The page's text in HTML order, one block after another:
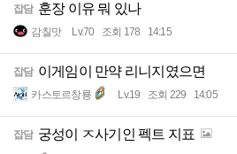
잡담 훈장 이유 뭐 있나
감칠맛 Lv.70 조회 178 14:15
잡담 이게임이 만약 리니지였으면
카스토르창룡 Lv.19 조회 229 14:05
잡담 궁성이 ㅈ사기인 펙트 지표